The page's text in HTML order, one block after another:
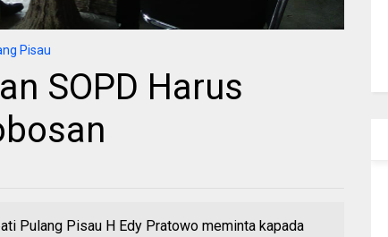
Pisau
SOPD Harus
Pulang Pisau H Edy Pratowo meminta kapada